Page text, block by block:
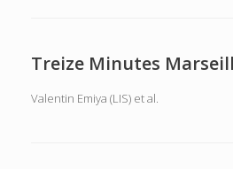
Treize Minutes
Valentin Emiya (LIS) et al.